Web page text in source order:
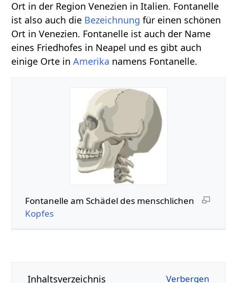
Ort in der Region Venezien in Italien. Fontanelle
ist also auch die Bezeichnung für einen schönen
Ort in Venezien. Fontanelle ist auch der Name
eines Friedhofes in Neapel und es gibt auch
einige Orte inAmerika namens Fontanelle.
Fontanelle am Schädel des menschlichen
Kopfes
Inhaltsverzeichnis